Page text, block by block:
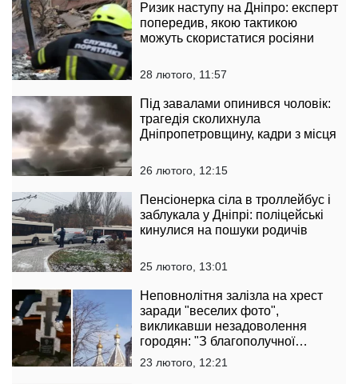
Ризик наступу на Дніпро: експерт
попередив, якою тактикою
можуть скористатися росіяни
28 лютого, 11:57
Під завалами опинився чоловік:
трагедія сколихнула
Дніпропетровщину, кадри з місця
26 лютого, 12:15
Пенсіонерка сіла в троллейбус і
заблукала у Дніпрі: поліцейські
кинулися на пошуки родичів
25 лютого, 13:01
Неповнолітня залізла на хрест
заради "веселих фото",
викликавши незадоволення
городян: "З благополучної
родини"
23 лютого, 12:21